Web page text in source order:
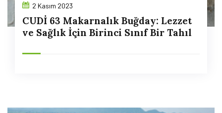
2 Kasım 2023
CUDİ 63 Makarnalık Buğday: Lezzet
ve Sağlık İçin Birinci Sınıf Bir Tahıl